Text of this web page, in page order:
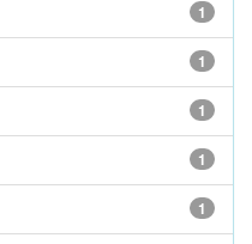
1
1
1
1
1